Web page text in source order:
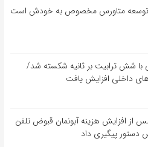
توسعه متاورس مخصوص به خودش است
با شش ترابیت بر ثانیه شکسته شد/
داخلی افزایش یافت
از افزایش هزینه آبونمان قبوض تلفن
پیگیری داد